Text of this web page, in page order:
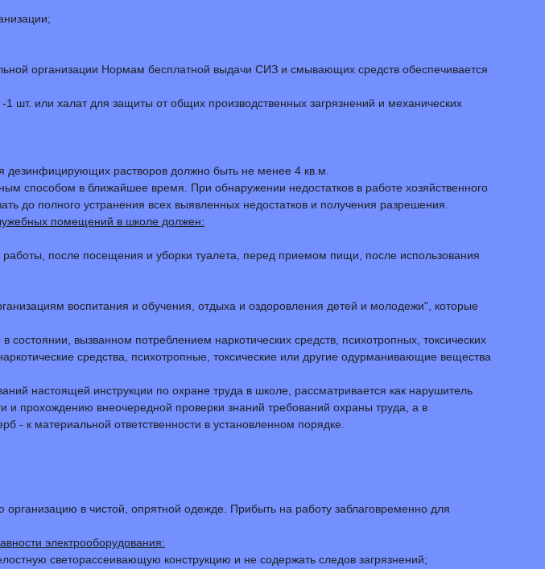
организации Нормам бесплатной выдачи СИЗ и смывающих средств обеспечивается
шт. или халат для защиты от общих производственных загрязнений и механических
дезинфицирующих растворов должно быть не менее 4 кв.м.
способом в ближайшее время. При обнаружении недостатков в работе хозяйственного
до полного устранения всех выявленных недостатков и получения разрешения.
помещений в школе должен:
после посещения и уборки туалета, перед приемом пищи, после использования
воспитания и обучения, отдыха и оздоровления детей и молодежи", которые
вызванном потреблением наркотических средств, психотропных, токсических
средства, психотропные, токсические или другие одурманивающие вещества
настоящей инструкции по охране труда в школе, рассматривается как нарушитель
и прохождению внеочередной проверки знаний требований охраны труда, а в
- к материальной ответственности в установленном порядке.
в чистой, опрятной одежде. Прибыть на работу заблаговременно для
электрооборудования:
светорассеивающую конструкцию и не содержать следов загрязнений;